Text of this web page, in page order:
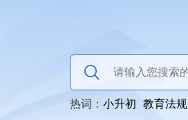
热词： 小升初 教育法规